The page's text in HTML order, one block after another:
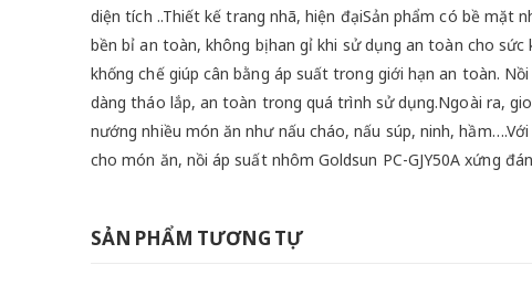
diện tích ..Thiết kế trang nhã, hiện đạiSản phẩm có bề mặt
bền bỉ an toàn, không bị han gỉ khi sử dụng an toàn cho
khống chế giúp cân bằng áp suất trong giới hạn an toàn.
dàng tháo lắp, an toàn trong quá trình sử dụng.Ngoài ra,
nướng nhiều món ăn như nấu cháo, nấu súp, ninh,
cho món ăn, nồi áp suất nhôm Goldsun PC-GJY50A xứng
SẢN PHẨM TƯƠNG TỰ